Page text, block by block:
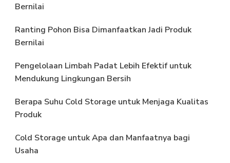
Bernilai
Ranting Pohon Bisa Dimanfaatkan Jadi Produk
Bernilai
Pengelolaan Limbah Padat Lebih Efektif untuk
Mendukung Lingkungan Bersih
Berapa Suhu Cold Storage untuk Menjaga Kualitas
Produk
Cold Storage untuk Apa dan Manfaatnya bagi
Usaha